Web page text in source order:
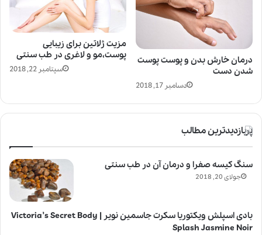
مزیت ژلاتین برای زیبایی
پوست،مو و لاغری در طب سنتی
سپتامبر 22, 2018
درمان خارش بدن و پوست پوست
شدن دست
دسامبر 17, 2018
پربازدیدترین مطالب
سنگ کیسه صفرا و درمان آن در طب سنتی
جولای 20, 2018
بادی اسپلش ویکتوریا سکرت جاسمین نویر | Victoria’s Secret Body
Splash Jasmine Noir